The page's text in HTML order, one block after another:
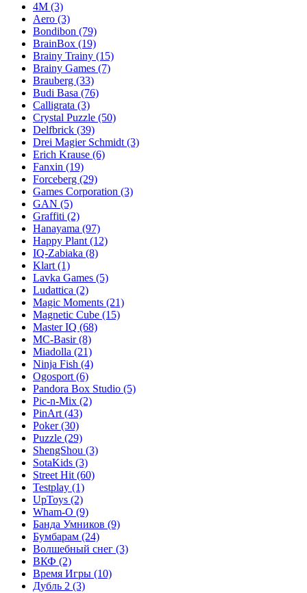
4M (3)
Aero (3)
Bondibon (79)
BrainBox (19)
Brainy Trainy (15)
Brainy Games (7)
Brauberg (33)
Budi Basa (76)
Calligrata (3)
Crystal Puzzle (50)
Delfbrick (39)
Drei Magier Schmidt (3)
Erich Krause (6)
Fanxin (19)
Forceberg (29)
Games Corporation (3)
GAN (5)
Graffiti (2)
Hanayama (97)
Happy Plant (12)
IQ-Zabiaka (8)
Klart (1)
Lavka Games (5)
Ludattica (2)
Magic Moments (21)
Magnetic Cube (15)
Master IQ (68)
MC-Basir(8)
Miadolla (21)
Ninja Fish (4)
Ogosport (6)
Pandora Box Studio (5)
Pic-n-Mix (2)
PinArt (43)
Poker(30)
Puzzle (29)
ShengShou (3)
SotaKids (3)
Street Hit (60)
Testplay (1)
UpToys (2)
Wham-O (9)
Банда Умников (9)
Бумбарам (24)
Волшебный снег (3)
ВКФ (2)
Время Игры (10)
Дубль 2 (3)